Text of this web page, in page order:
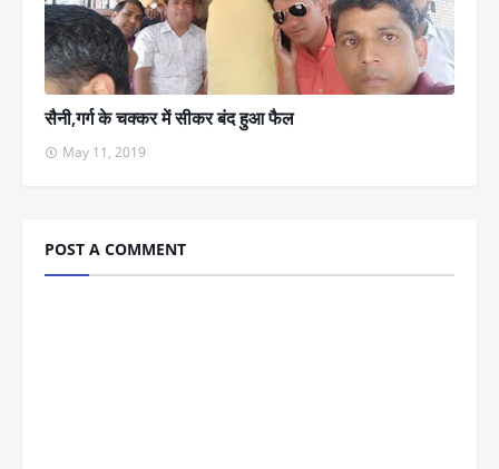
सैनी,गर्ग के चक्कर में सीकर बंद हुआ फैल
May 11, 2019
POST A COMMENT